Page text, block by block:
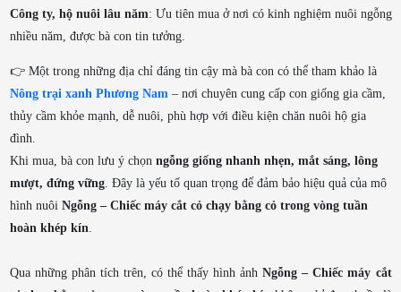
Công ty, hộ nuôi lâu năm: Ưu tiên mua ở nơi có kinh nghiệm nuôi ngỗng
nhiều năm, được bà con tin tưởng.
👉 Một trong những địa chỉ đáng tin cậy mà bà con có thể tham khảo là
Nông trại xanh Phương Nam– nơi chuyên cung cấp con giống gia cầm,
thủy cầm khỏe mạnh, dễ nuôi, phù hợp với điều kiện chăn nuôi hộ gia
đình.
Khi mua, bà con lưu ý chọn ngỗng giống nhanh nhẹn, mắt sáng, lông
mượt, đứng vững. Đây là yếu tố quan trọng để đảm bảo hiệu quả của mô
hình nuôi Ngỗng – Chiếc máy cắt cỏ chạy bằng cỏ trong vòng tuần
hoàn khép kín.
Qua những phân tích trên, có thể thấy hình ảnhNgỗng – Chiếc máy cắt